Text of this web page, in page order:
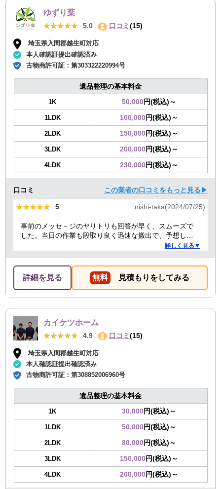
ゆずり葉
★★★★★
★★★★★ 5.0 口コミ(15)
埼玉県入間郡越生町対応
本人確認証提出確認済み
古物商許可証：第303322220994号
遺品整理の基本料金
1K 50,000円(税込)～
1LDK 100,000円(税込)～
2LDK 150,000円(税込)～
3LDK 200,000円(税込)～
4LDK 230,000円(税込)～
口コミ この業者の口コミをもっと見る▶
★★★★★
★★★★★ 5 nishi-taka(2024/07/25)
事前のメッセ－ジのヤリトリも回答が早く、スムーズで
した。当日の作業も段取り良く迅速な搬出で、予想して
いた時間よりも短時間で完了。 事前打ち合わせ・当日作
詳しく見る▼
詳細を見る 無料 見積もりをしてみる
カイケツホーム
★★★★★
★★★★★ 4.9 口コミ (15)
埼玉県入間郡越生町対応
本人確認証提出確認済み
古物商許可証：第308852006960号
遺品整理の基本料金
1K 30,000円(税込)～
1LDK 50,000円(税込)～
2LDK 80,000円(税込)～
3LDK 150,000円(税込)～
4LDK 200,000円(税込)～